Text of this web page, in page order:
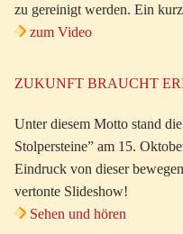
zu gereinigt werden. Ein
zum Video
ZUKUNFT BRAUCHT
Unter diesem Motto stand
Stolpersteine” am 15.
Eindruck von dieser
vertonte Slideshow!
Sehen und hören